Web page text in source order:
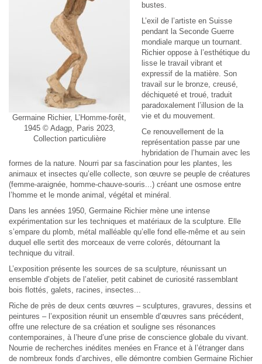
Germaine Richier, L’Homme-forêt,
1945 © Adagp, Paris 2023,
Collection particulière
bustes.
L’exil de l’artiste en Suisse
pendant la Seconde Guerre
mondiale marque un tournant.
Richier oppose à l’esthétique du
lisse le travail vibrant et
expressif de la matière. Son
travail sur le bronze, creusé,
déchiqueté et troué, traduit
paradoxalement l’illusion de la
vie et du mouvement.
Ce renouvellement de la
représentation passe par une
hybridation de l’humain avec les
formes de la nature. Nourri par sa fascination pour les plantes, les
animaux et insectes qu’elle collecte, son œuvre se peuple de créatures
(femme-araignée, homme-chauve-souris...) créant une osmose entre
l’homme et le monde animal, végétal et minéral.
Dans les années 1950, Germaine Richier mène une intense
expérimentation sur les techniques et matériaux de la sculpture. Elle
s’empare du plomb, métal malléable qu’elle fond elle-même et au sein
duquel elle sertit des morceaux de verre colorés, détournant la
technique du vitrail.
L’exposition présente les sources de sa sculpture, réunissant un
ensemble d’objets de l’atelier, petit cabinet de curiosité rassemblant
bois flottés, galets, racines, insectes...
Riche de près de deux cents œuvres – sculptures, gravures, dessins et
peintures – l’exposition réunit un ensemble d’œuvres sans précédent,
offre une relecture de sa création et souligne ses résonances
contemporaines, à l’heure d’une prise de conscience globale du vivant.
Nourrie de recherches inédites menées en France et à l’étranger dans
de nombreux fonds d’archives, elle démontre combien Germaine Richier